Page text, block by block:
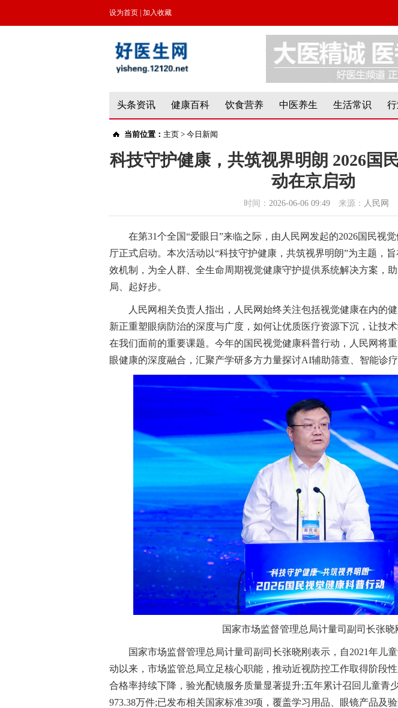
设为首页 加入收藏
头条资讯 健康百科 饮食营养 中医养生 生活常识
当前位置： 主页 > 今日新闻
科技守护健康，共筑视界明朗 2026国
动在京启动
时间： 2026-06-06 09:49 来源： 人民网
在第31个全国“爱眼日”来临之际，由人民网发起的2026国民视
厅正式启动。本次活动以“科技守护健康，共筑视界明朗”为主题，
效机制，为全人群、全生命周期视觉健康守护提供系统解决方案，
局、起好步。
人民网相关负责人指出，人民网始终关注包括视觉健康在内的
新正重塑眼病防治的深度与广度，如何让优质医疗资源下沉，让技
在我们面前的重要课题。今年的国民视觉健康科普行动，人民网将
眼健康的深度融合，汇聚产学研多方力量探讨AI辅助筛查、智能诊
国家市场监督管理总局计量司副司长张晓
国家市场监督管理总局计量司副司长张晓刚表示，自2021年儿
动以来，市场监管总局立足核心职能，推动近视防控工作取得阶段
合格率持续下降，验光配镜服务质量显著提升;五年累计召回儿童青
973.38万件;已发布相关国家标准39项，覆盖学习用品、眼镜产品及